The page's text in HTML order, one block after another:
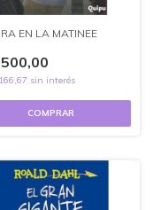
EN LA MATINEE
sin interés